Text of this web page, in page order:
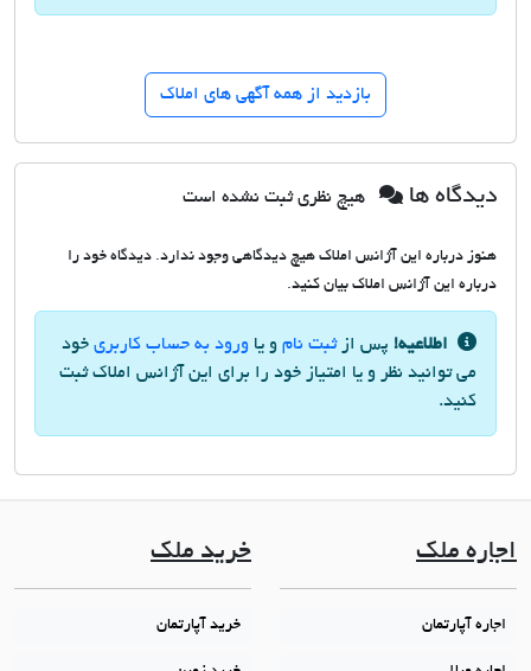
بازدید از همه آگهی های املاک
دیدگاه ها هیچ نظری ثبت نشده است
هنوز درباره این آژانس املاک هیچ دیدگاهی وجود ندارد. دیدگاه خود را
درباره این آژانس املاک بیان کنید.
اطلاعیه! پس ازثبت نام و یا ورود به حساب کاربری خود
می توانید نظر و یا امتیاز خود را برای این آژانس املاک ثبت
کنید.
اجاره ملک
اجاره آپارتمان
خرید ملک
خرید آپارتمان